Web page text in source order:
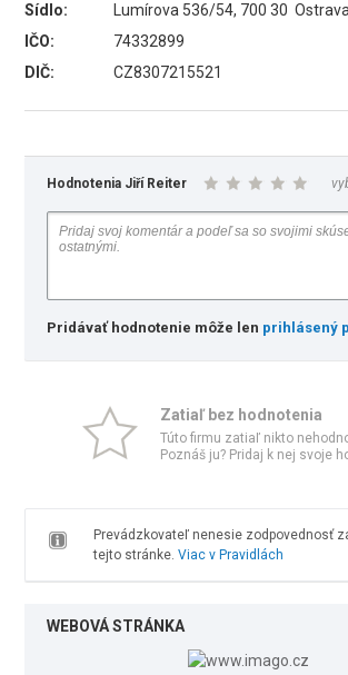
Sídlo:
Lumírova 536/54, 700 30
IČO:
74332899
DIČ:
CZ8307215521
Hodnotenia Jiří Reiter
Pridávať hodnotenie môže len prihlásený
Zatiaľ bez hodnotenia
Túto firmu zatiaľ nikto
Poznáš ju? Pridaj k nej svoje
Prevádzkovateľ nenesie zodpovednosť
tejto stránke. Viac v Pravidlách
WEBOVÁ STRÁNKA